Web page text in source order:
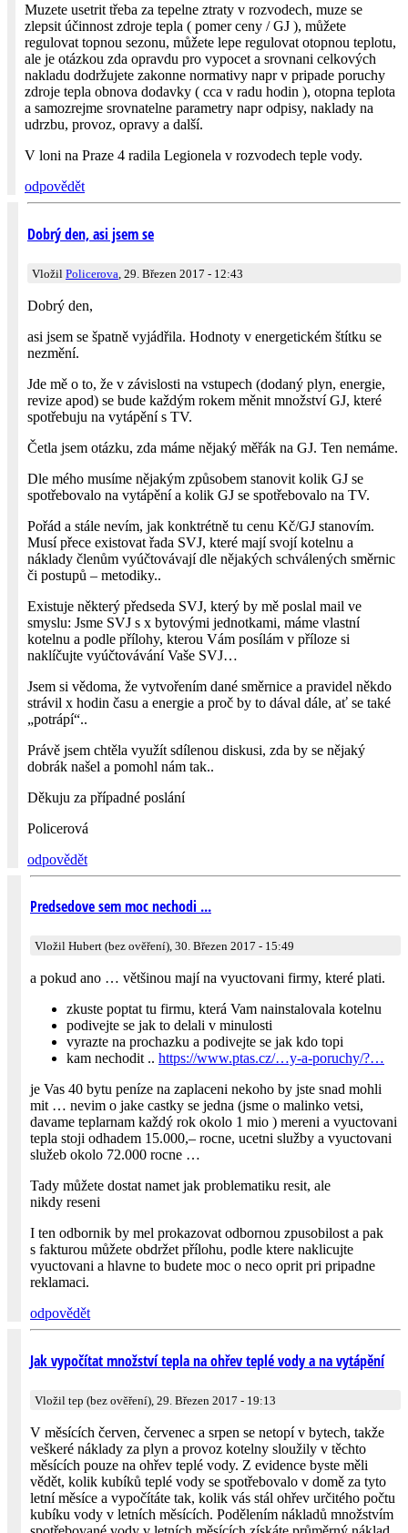
Muzete usetrit třeba za tepelne ztraty v rozvodech, muze se
zlepsit účinnost zdroje tepla ( pomer ceny / GJ ), můžete
regulovat topnou sezonu, můžete lepe regulovat otopnou teplotu,
ale je otázkou zda opravdu pro vypocet a srovnani celkových
nakladu dodržujete zakonne normativy napr v pripade poruchy
zdroje tepla obnova dodavky ( cca v radu hodin ), otopna teplota
a samozrejme srovnatelne parametry napr odpisy, naklady na
udrzbu, provoz, opravy a další.
V loni na Praze 4 radila Legionela v rozvodech teple vody.
odpovědět
Dobrý den, asi jsem se
Vložil Policerova , 29. Březen 2017 - 12:43
Dobrý den,
asi jsem se špatně vyjádřila. Hodnoty v energetickém štítku se
nezmění.
Jde mě o to, že v závislosti na vstupech (dodaný plyn, energie,
revize apod) se bude každým rokem měnit množství GJ, které
spotřebuju na vytápění s TV.
Četla jsem otázku, zda máme nějaký měřák na GJ. Ten nemáme.
Dle mého musíme nějakým způsobem stanovit kolik GJ se
spotřebovalo na vytápění a kolik GJ se spotřebovalo na TV.
Pořád a stále nevím, jak konktrétně tu cenu Kč/GJ stanovím.
Musí přece existovat řada SVJ, které mají svojí kotelnu a
náklady členům vyúčtovávají dle nějakých schválených směrnic
či postupů – metodiky..
Existuje některý předseda SVJ, který by mě poslal mail ve
smyslu: Jsme SVJ s x bytovými jednotkami, máme vlastní
kotelnu a podle přílohy, kterou Vám posílám v příloze si
naklíčujte vyúčtovávání Vaše SVJ…
Jsem si vědoma, že vytvořením dané směrnice a pravidel někdo
strávil x hodin času a energie a proč by to dával dále, ať se také
„potrápí“..
Právě jsem chtěla využít sdílenou diskusi, zda by se nějaký
dobrák našel a pomohl nám tak..
Děkuju za případné poslání
Policerová
odpovědět
Predsedove sem moc nechodi ...
Vložil Hubert (bez ověření), 30. Březen 2017 - 15:49
a pokud ano … většinou mají na vyuctovani firmy, které plati.
zkuste poptat tu firmu, která Vam nainstalovala kotelnu
podivejte se jak to delali v minulosti
vyrazte na prochazku a podivejte se jak kdo topi
kam nechodit .. https://www.ptas.cz/…y-a-poruchy/?…
je Vas 40 bytu peníze na zaplaceni nekoho by jste snad mohli
mit … nevim o jake castky se jedna (jsme o malinko vetsi,
davame teplarnam každý rok okolo 1 mio ) mereni a vyuctovani
tepla stoji odhadem 15.000,– rocne, ucetni služby a vyuctovani
služeb okolo 72.000 rocne …
Tady můžete dostat namet jak problematiku resit, ale
nikdy reseni
I ten odbornik by mel prokazovat odbornou zpusobilost a pak
s fakturou můžete obdržet přílohu, podle ktere naklicujte
vyuctovani a hlavne to budete moc o neco oprit pri pripadne
reklamaci.
odpovědět
Jak vypočítat množství tepla na ohřev teplé vody a na vytápění
Vložil tep (bez ověření), 29. Březen 2017 - 19:13
V měsících červen, červenec a srpen se netopí v bytech, takže
veškeré náklady za plyn a provoz kotelny sloužily v těchto
měsících pouze na ohřev teplé vody. Z evidence byste měli
vědět, kolik kubíků teplé vody se spotřebovalo v domě za tyto
letní měsíce a vypočítáte tak, kolik vás stál ohřev určitého počtu
kubíku vody v letních měsících. Podělením nákladů množstvím